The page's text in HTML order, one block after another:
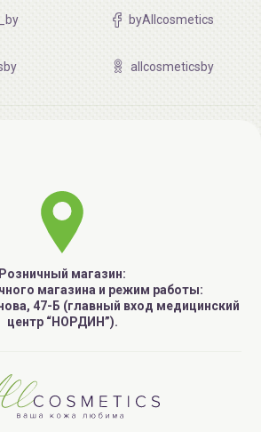
byAllcosmetics
allcosmeticsby
Розничный магазин:
магазина и режим работы:
47-Б (главный вход медицинский
центр “НОРДИН”).